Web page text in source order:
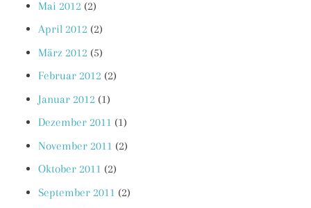
Mai 2012 (2)
April 2012 (2)
März 2012 (5)
Februar 2012 (2)
Januar 2012 (1)
Dezember 2011 (1)
November 2011 (2)
Oktober 2011 (2)
September 2011 (2)